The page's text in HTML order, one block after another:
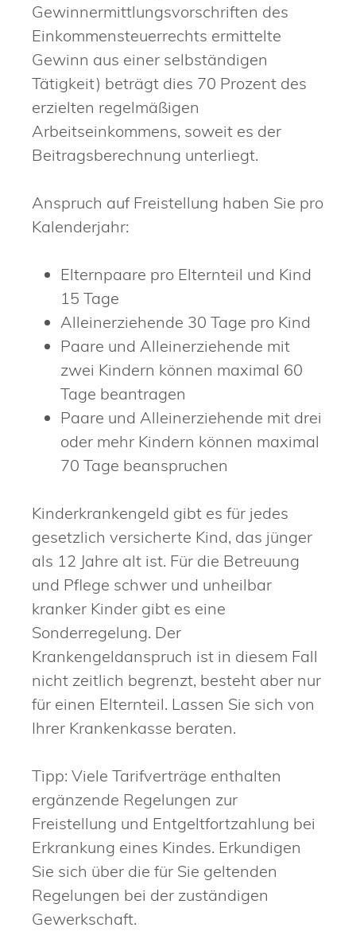
Gewinnermittlungsvorschriften des
Einkommensteuerrechts ermittelte
Gewinn aus einer selbständigen
Tätigkeit) beträgt dies 70 Prozent des
erzielten regelmäßigen
Arbeitseinkommens, soweit es der
Beitragsberechnung unterliegt.
Anspruch auf Freistellung haben Sie pro
Kalenderjahr:
Elternpaare pro Elternteil und Kind
15 Tage
Alleinerziehende 30 Tage pro Kind
Paare und Alleinerziehende mit
zwei Kindern können maximal 60
Tage beantragen
Paare und Alleinerziehende mit drei
oder mehr Kindern können maximal
70 Tage beanspruchen
Kinderkrankengeld gibt es für jedes
gesetzlich versicherte Kind, das jünger
als 12 Jahre alt ist. Für die Betreuung
und Pflege schwer und unheilbar
kranker Kinder gibt es eine
Sonderregelung. Der
Krankengeldanspruch ist in diesem Fall
nicht zeitlich begrenzt, besteht aber nur
für einen Elternteil. Lassen Sie sich von
Ihrer Krankenkasse beraten.
Tipp: Viele Tarifverträge enthalten
ergänzende Regelungen zur
Freistellung und Entgeltfortzahlung bei
Erkrankung eines Kindes. Erkundigen
Sie sich über die für Sie geltenden
Regelungen bei der zuständigen
Gewerkschaft.